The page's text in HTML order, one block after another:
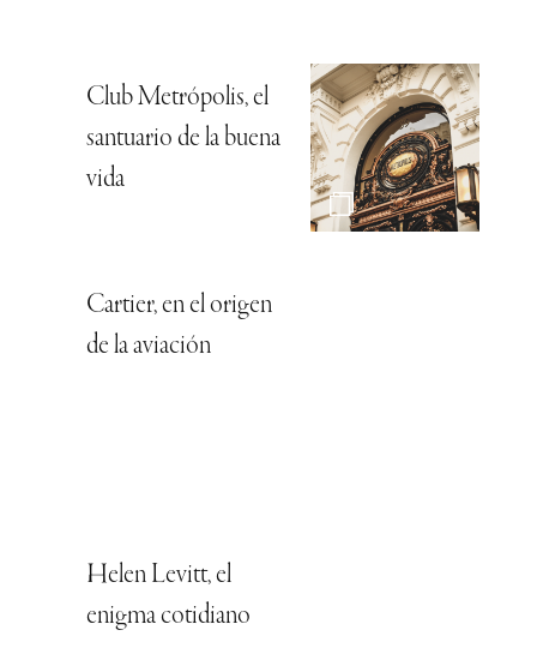
Club Metrópolis, el
santuario de la buena
vida
Cartier, en el origen
de la aviación
Helen Levitt, el
enigma cotidiano